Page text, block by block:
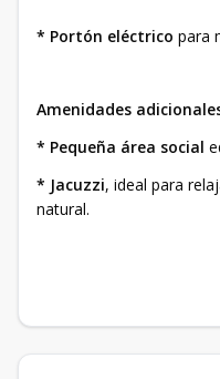
* Portón eléctrico para
Amenidades
* Pequeña área social
* Jacuzzi, ideal para
natural.